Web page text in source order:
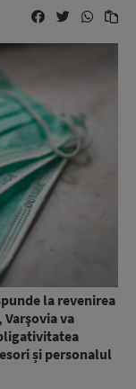
la revenirea
va
și personalul